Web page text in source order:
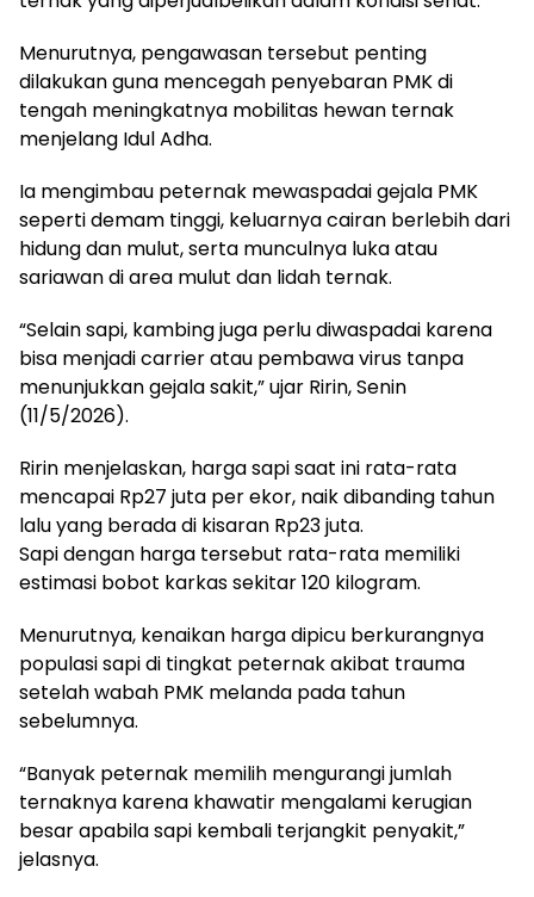
Menurutnya, pengawasan tersebut penting
dilakukan guna mencegah penyebaran PMK di
tengah meningkatnya mobilitas hewan ternak
menjelang Idul Adha.
Ia mengimbau peternak mewaspadai gejala PMK
seperti demam tinggi, keluarnya cairan berlebih dari
hidung dan mulut, serta munculnya luka atau
sariawan di area mulut dan lidah ternak.
“Selain sapi, kambing juga perlu diwaspadai karena
bisa menjadi carrier atau pembawa virus tanpa
menunjukkan gejala sakit,” ujar Ririn, Senin
(11/5/2026).
Ririn menjelaskan, harga sapi saat ini rata-rata
mencapai Rp27 juta per ekor, naik dibanding tahun
lalu yang berada di kisaran Rp23 juta.
Sapi dengan harga tersebut rata-rata memiliki
estimasi bobot karkas sekitar 120 kilogram.
Menurutnya, kenaikan harga dipicu berkurangnya
populasi sapi di tingkat peternak akibat trauma
setelah wabah PMK melanda pada tahun
sebelumnya.
“Banyak peternak memilih mengurangi jumlah
ternaknya karena khawatir mengalami kerugian
besar apabila sapi kembali terjangkit penyakit,”
jelasnya.